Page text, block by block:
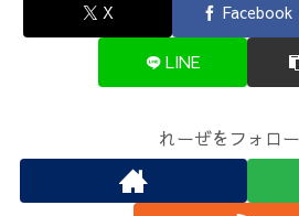
X Facebook
LINE
れーぜをフォロ